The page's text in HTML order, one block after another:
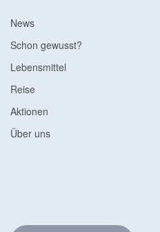
News
Schon gewusst?
Lebensmittel
Reise
Aktionen
Über uns